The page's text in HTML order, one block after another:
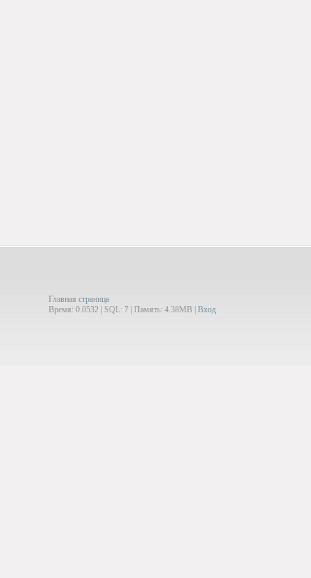
Главная страница
Время: 0.0532 | SQL: 7 | Память: 4.38MB Вход